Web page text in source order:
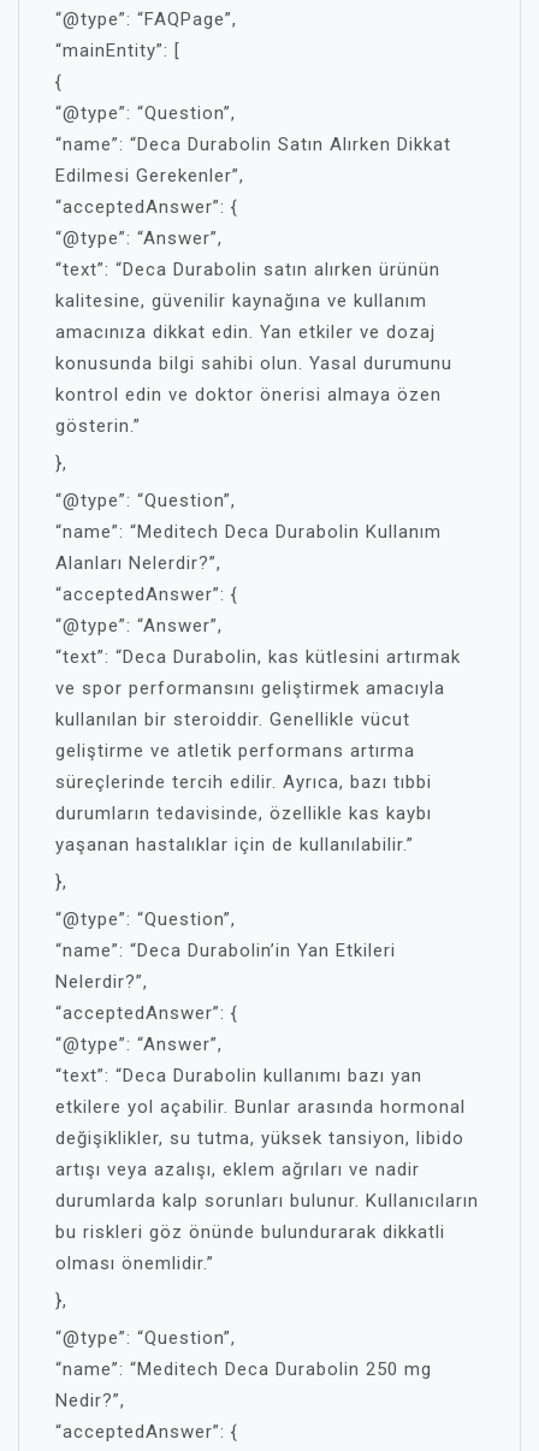
“@type”: “FAQPage”,
“mainEntity”: [
{
“@type”: “Question”,
“name”: “Deca Durabolin Satın Alırken Dikkat
Edilmesi Gerekenler”,
“acceptedAnswer”: {
“@type”: “Answer”,
“text”: “Deca Durabolin satın alırken ürünün
kalitesine, güvenilir kaynağına ve kullanım
amacınıza dikkat edin. Yan etkiler ve dozaj
konusunda bilgi sahibi olun. Yasal durumunu
kontrol edin ve doktor önerisi almaya özen
gösterin.”
},
“@type”: “Question”,
“name”: “Meditech Deca Durabolin Kullanım
Alanları Nelerdir?”,
“acceptedAnswer”: {
“@type”: “Answer”,
“text”: “Deca Durabolin, kas kütlesini artırmak
ve spor performansını geliştirmek amacıyla
kullanılan bir steroiddir. Genellikle vücut
geliştirme ve atletik performans artırma
süreçlerinde tercih edilir. Ayrıca, bazı tıbbi
durumların tedavisinde, özellikle kas kaybı
yaşanan hastalıklar için de kullanılabilir.”
},
“@type”: “Question”,
“name”: “Deca Durabolin’in Yan Etkileri
Nelerdir?”,
“acceptedAnswer”: {
“@type”: “Answer”,
“text”: “Deca Durabolin kullanımı bazı yan
etkilere yol açabilir. Bunlar arasında hormonal
değişiklikler, su tutma, yüksek tansiyon, libido
artışı veya azalışı, eklem ağrıları ve nadir
durumlarda kalp sorunları bulunur. Kullanıcıların
bu riskleri göz önünde bulundurarak dikkatli
olması önemlidir.”
},
“@type”: “Question”,
“name”: “Meditech Deca Durabolin 250 mg
Nedir?”,
“acceptedAnswer”: {